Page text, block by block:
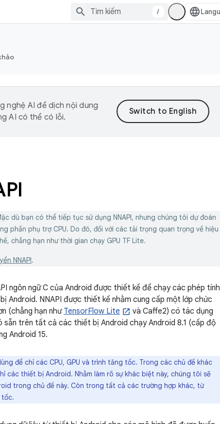
/
nghệ AI để dịch nội dung
AI có thể có lỗi.
dù bạn có thể tiếp tục sử dụng NNAPI, nhưng chúng tôi dự đoán
phần phụ trợ CPU. Do đó, đối với các tải trọng quan trọng về hiệu
chẳng hạn như thời gian chạy GPU TF Lite.
NNAPI.
ngôn ngữ C của Android được thiết kế để chạy các phép tính
Android. NNAPI được thiết kế nhằm cung cấp một lớp chức
(chẳng hạn nhưTensorFlow Lite
và Caffe2) có tác dụng
sẵn trên tất cả các thiết bị Android chạy Android 8.1 (cấp độ
Android 15.
để chỉ các CPU, GPU và trình tăng tốc. Trong các chủ đề khác
thiết bị Android. Nhằm làm rõ sự khác biệt này, chúng tôi sẽ
trong chủ đề này. Còn trong tất cả các trường hợp khác, từ
tốc.